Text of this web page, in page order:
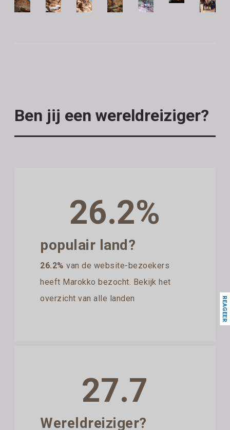
Ben jij een wereldreiziger?
26.2%
populair land?
26.2% van de website-bezoekers
heeft Marokko bezocht. Bekijk het
overzicht van alle landen
27.7
Wereldreiziger?
REAGEER